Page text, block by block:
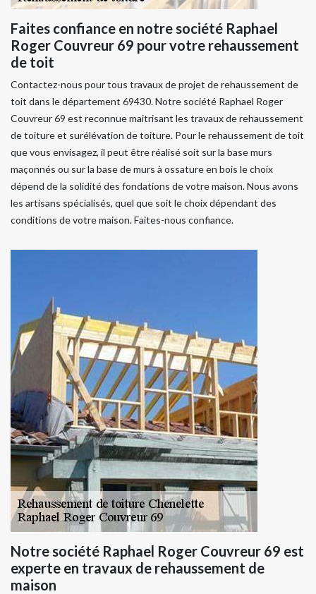
Faites confiance en notre société Raphael
Roger Couvreur 69 pour votre rehaussement
de toit
Contactez-nous pour tous travaux de projet de rehaussement de
toit dans le département 69430. Notre société Raphael Roger
Couvreur 69 est reconnue maitrisant les travaux de rehaussement
de toiture et surélévation de toiture. Pour le rehaussement de toit
que vous envisagez, il peut être réalisé soit sur la base murs
maçonnés ou sur la base de murs à ossature en bois le choix
dépend de la solidité des fondations de votre maison. Nous avons
les artisans spécialisés, quel que soit le choix dépendant des
conditions de votre maison. Faites-nous confiance.
Notre société Raphael Roger Couvreur 69 est
experte en travaux de rehaussement de
maison